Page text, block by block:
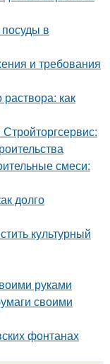
в
и требования
как
смеси:
долго
культурный
руками
своими
фонтанах